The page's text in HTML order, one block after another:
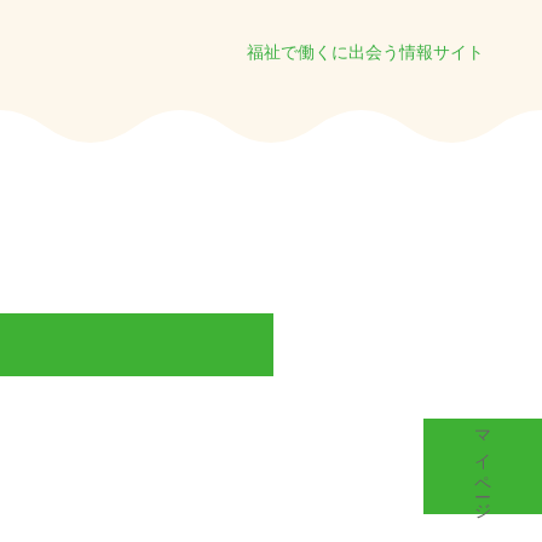
福祉で働くに出会う情報サイト
マイページ